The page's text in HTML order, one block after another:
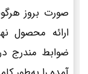
صورت بروز
ارائه محصول
ضوابط مندرج